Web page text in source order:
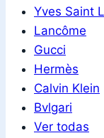
Yves Saint
Lancôme
Gucci
Hermès
Calvin Klein
Bvlgari
Ver todas